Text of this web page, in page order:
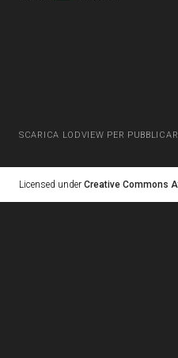
SCARICA LODVIEW PER
Licensed under Creative Commons